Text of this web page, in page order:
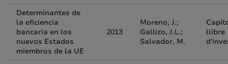
Determinantes de
la eficiencia
bancaria en los
nuevos Estados
miembros de la UE
2013
Moreno, J.;
Gallizo, J.L.;
Salvador, M.
llibre